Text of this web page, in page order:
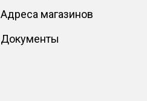
Адреса магазинов
Документы